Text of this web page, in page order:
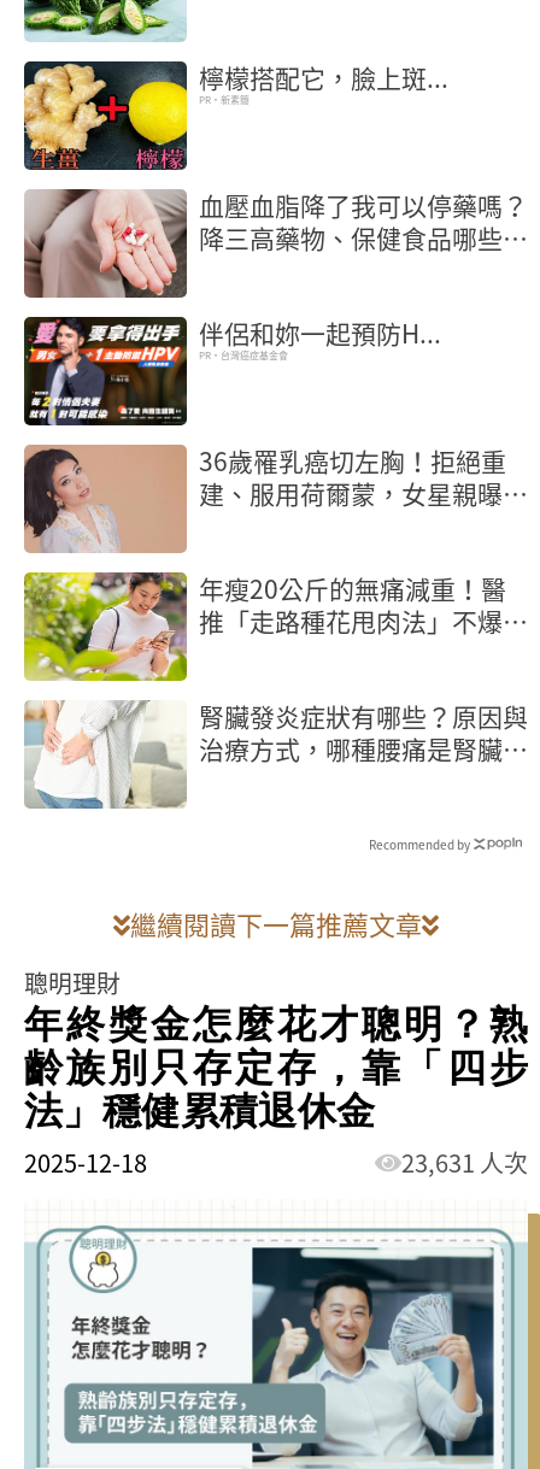
檸檬搭配它，臉上斑...
PR・新素簡
血壓血脂降了我可以停藥嗎？
降三高藥物、保健食品哪些不
伴侶和妳一起預防H...
PR・台灣癌症基金會
36歲罹乳癌切左胸！拒絕重
建、服用荷爾蒙，女星親曝抗
年瘦20公斤的無痛減重！醫
推「走路種花甩肉法」不爆汗
腎臟發炎症狀有哪些？原因與
治療方式，哪種腰痛是腎臟發
Recommended by
繼續閱讀下一篇推薦文章
聰明理財
年終獎金怎麼花才聰明？熟
齡族別只存定存，靠「四步
法」穩健累積退休金
2025-12-18 23,631 人次